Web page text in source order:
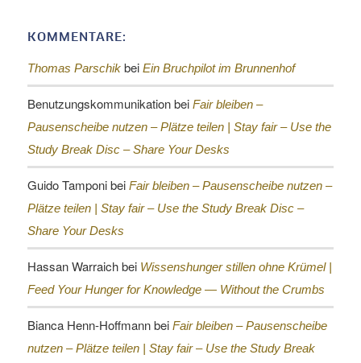
KOMMENTARE:
Thomas Parschikbei Ein Bruchpilot im Brunnenhof
Benutzungskommunikationbei Fair bleiben –
Pausenscheibe nutzen – Plätze teilen | Stay fair – Use the
Study Break Disc – Share Your Desks
Guido Tamponibei Fair bleiben – Pausenscheibe nutzen –
Plätze teilen | Stay fair – Use the Study Break Disc –
Share Your Desks
Hassan Warraichbei Wissenshunger stillen ohne Krümel |
Feed Your Hunger for Knowledge — Without the Crumbs
Bianca Henn-Hoffmannbei Fair bleiben – Pausenscheibe
nutzen – Plätze teilen | Stay fair – Use the Study Break